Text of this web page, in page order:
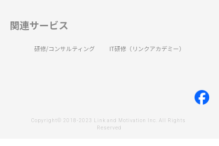
関連サービス
研修/コンサルティング IT研修（リンクアカデミー）
Copyright© 2018-2023 Link and Motivation Inc. All Rights
Reserved